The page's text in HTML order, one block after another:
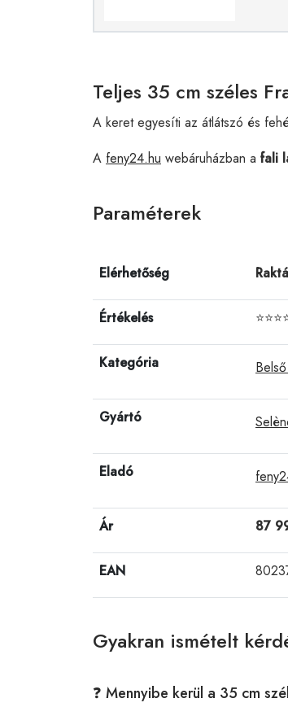
Teljes 35 cm széles
A keret egyesíti az átlátszó és
A feny24.hu webáruházban a fali
Paraméterek
Elérhetőség
Értékelés
Kategória
Gyártó
Eladó
Ár 87
EAN
Gyakran ismételt
❓ Mennyibe kerül a 35 cm